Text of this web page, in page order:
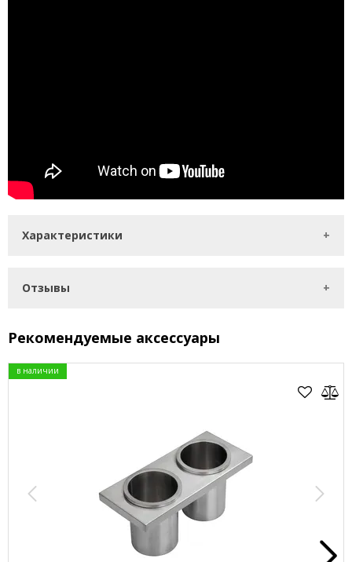
Характеристики
Отзывы
Рекомендуемые аксессуары
в наличии